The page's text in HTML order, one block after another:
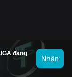
ở đâu?
đang
Nhận